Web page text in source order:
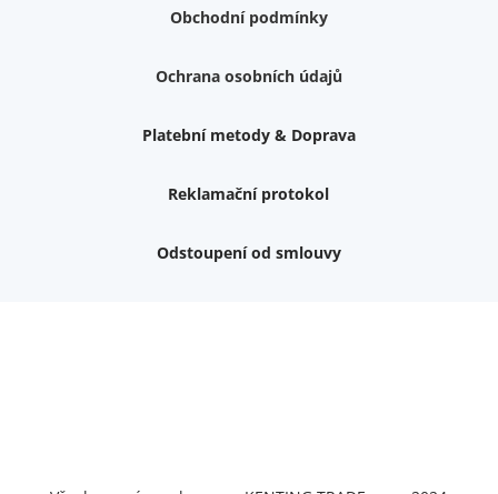
Obchodní podmínky
Ochrana osobních údajů
Platební metody & Doprava
Reklamační protokol
Odstoupení od smlouvy